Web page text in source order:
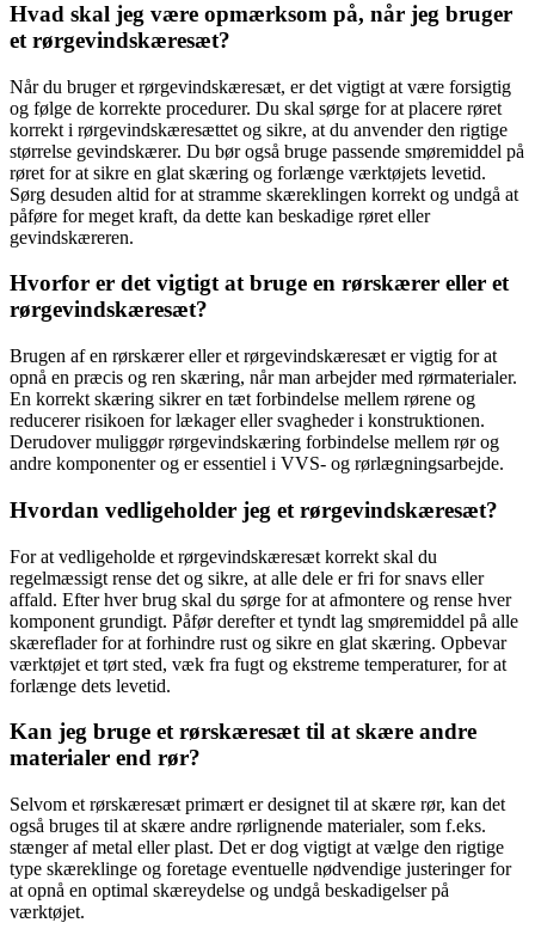
Hvad skal jeg være opmærksom på, når jeg bruger
et rørgevindskæresæt?
Når du bruger et rørgevindskæresæt, er det vigtigt at være forsigtig
og følge de korrekte procedurer. Du skal sørge for at placere røret
korrekt i rørgevindskæresættet og sikre, at du anvender den rigtige
størrelse gevindskærer. Du bør også bruge passende smøremiddel på
røret for at sikre en glat skæring og forlænge værktøjets levetid.
Sørg desuden altid for at stramme skæreklingen korrekt og undgå at
påføre for meget kraft, da dette kan beskadige røret eller
gevindskæreren.
Hvorfor er det vigtigt at bruge en rørskærer eller et
rørgevindskæresæt?
Brugen af en rørskærer eller et rørgevindskæresæt er vigtig for at
opnå en præcis og ren skæring, når man arbejder med rørmaterialer.
En korrekt skæring sikrer en tæt forbindelse mellem rørene og
reducerer risikoen for lækager eller svagheder i konstruktionen.
Derudover muliggør rørgevindskæring forbindelse mellem rør og
andre komponenter og er essentiel i VVS- og rørlægningsarbejde.
Hvordan vedligeholder jeg et rørgevindskæresæt?
For at vedligeholde et rørgevindskæresæt korrekt skal du
regelmæssigt rense det og sikre, at alle dele er fri for snavs eller
affald. Efter hver brug skal du sørge for at afmontere og rense hver
komponent grundigt. Påfør derefter et tyndt lag smøremiddel på alle
skæreflader for at forhindre rust og sikre en glat skæring. Opbevar
værktøjet et tørt sted, væk fra fugt og ekstreme temperaturer, for at
forlænge dets levetid.
Kan jeg bruge et rørskæresæt til at skære andre
materialer end rør?
Selvom et rørskæresæt primært er designet til at skære rør, kan det
også bruges til at skære andre rørlignende materialer, som f.eks.
stænger af metal eller plast. Det er dog vigtigt at vælge den rigtige
type skæreklinge og foretage eventuelle nødvendige justeringer for
at opnå en optimal skæreydelse og undgå beskadigelser på
værktøjet.